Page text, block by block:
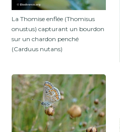
La Thomise enflée (Thomisus
onustus) capturant un bourdon
sur un chardon penché
(Carduus nutans)